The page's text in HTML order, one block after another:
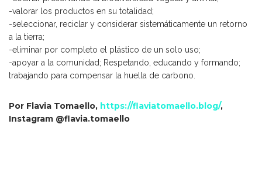
-valorar los productos en su totalidad;
-seleccionar, reciclar y considerar sistemáticamente un retorno
a la tierra;
-eliminar por completo el plástico de un solo uso;
-apoyar a la comunidad; Respetando, educando y formando;
trabajando para compensar la huella de carbono.
Por Flavia Tomaello, https://flaviatomaello.blog/,
Instagram @flavia.tomaello